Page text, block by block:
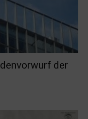
der